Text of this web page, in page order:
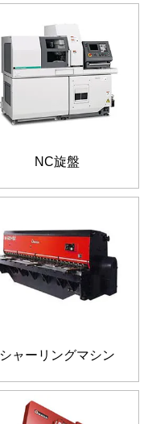
NC旋盤
シャーリングマシン